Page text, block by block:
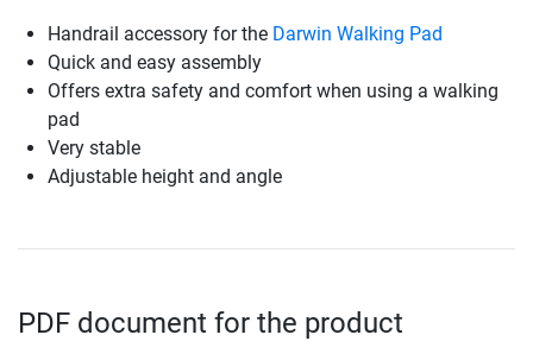
Handrail accessory for the Darwin Walking Pad
Quick and easy assembly
Offers extra safety and comfort when using a walking
pad
Very stable
Adjustable height and angle
PDF document for the product